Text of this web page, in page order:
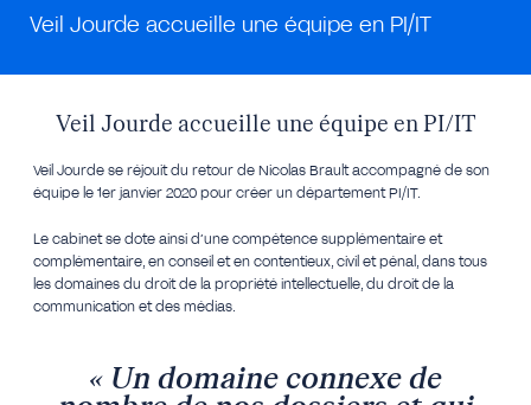
Veil Jourde accueille une équipe en PI/IT
Veil Jourde accueille une équipe en PI/IT
Veil Jourde se réjouit du retour de Nicolas Brault accompagné de son
équipe le 1er janvier 2020 pour créer un département PI/IT.
Le cabinet se dote ainsi d’une compétence supplémentaire et
complémentaire, en conseil et en contentieux, civil et pénal, dans tous
les domaines du droit de la propriété intellectuelle, du droit de la
communication et des médias.
« Un domaine connexe de